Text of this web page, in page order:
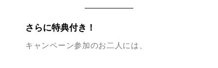
さらに特典付き！
キャンペーン参加のお二人には、